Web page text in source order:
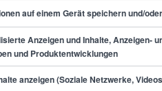
liegt bei 54.900
19 € in der Stunde.*Für
StepStone.de in Dortmund
auch für Teilzeitstellen
of Social Media in
ebenfalls fündig.
auf einem Gerät speichern und/
Anzeigen und Inhalte, Anzeigen-
und Produktentwicklungen
anzeigen (Soziale Netzwerke,